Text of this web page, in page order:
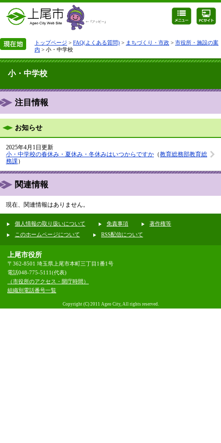
トップページ > FAQ(よくある質問) > まちづくり・市政 > 市役所・施設の案
内 > 小・中学校
小・中学校
注目情報
お知らせ
2025年4月1日更新
小・中学校の春休み・夏休み・冬休みはいつからですか （教育総務部教育総
務課 ）
関連情報
現在、関連情報はありません。
個人情報の取り扱いについて 免責事項
著作権等
このホームページについて
RSS配信について
上尾市役所
〒362-8501 埼玉県上尾市本町三丁目1番1号
電話048-775-5111(代表)
（市役所のアクセス・開庁時間）
組織別電話番号一覧
Copyright (C) 2011 Ageo City, All rights reserved.